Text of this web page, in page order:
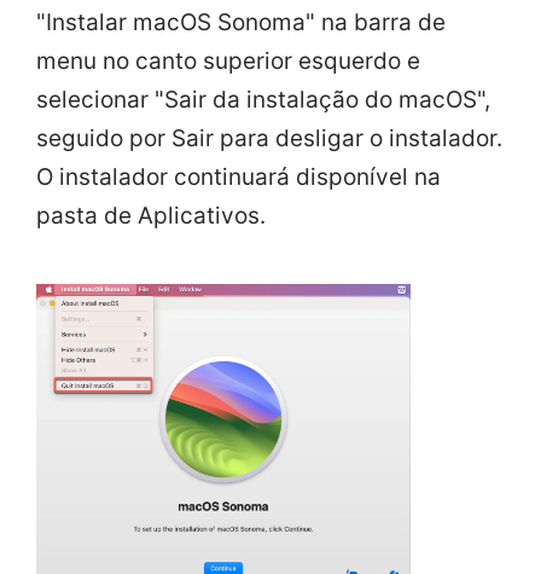
"Instalar macOS Sonoma" na barra de
menu no canto superior esquerdo e
selecionar "Sair da instalação do macOS",
seguido por Sair para desligar o instalador.
O instalador continuará disponível na
pasta de Aplicativos.